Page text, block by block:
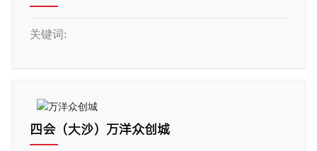
关键词:
四会（大沙）万洋众创城